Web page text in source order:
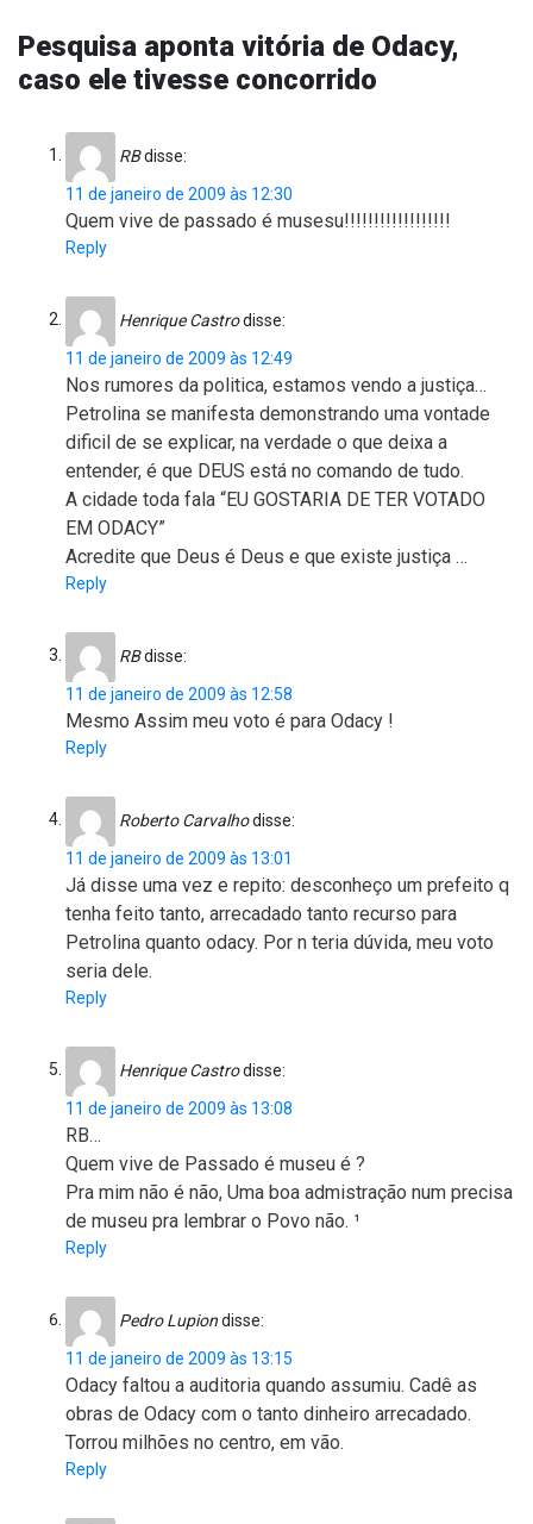
Pesquisa aponta vitória de Odacy,
caso ele tivesse concorrido
RBdisse:
11 de janeiro de 2009 às 12:30
Quem vive de passado é musesu!!!!!!!!!!!!!!!!!!
Reply
Henrique Castrodisse:
11 de janeiro de 2009 às 12:49
Nos rumores da politica, estamos vendo a justiça…
Petrolina se manifesta demonstrando uma vontade
dificil de se explicar, na verdade o que deixa a
entender, é que DEUS está no comando de tudo.
A cidade toda fala “EU GOSTARIA DE TER VOTADO
EM ODACY”
Acredite que Deus é Deus e que existe justiça …
Reply
RBdisse:
11 de janeiro de 2009 às 12:58
Mesmo Assim meu voto é para Odacy !
Reply
Roberto Carvalhodisse:
11 de janeiro de 2009 às 13:01
Já disse uma vez e repito: desconheço um prefeito q
tenha feito tanto, arrecadado tanto recurso para
Petrolina quanto odacy. Por n teria dúvida, meu voto
seria dele.
Reply
Henrique Castrodisse:
11 de janeiro de 2009 às 13:08
RB…
Quem vive de Passado é museu é ?
Pra mim não é não, Uma boa admistração num precisa
de museu pra lembrar o Povo não. ¹
Reply
Pedro Lupiondisse:
11 de janeiro de 2009 às 13:15
Odacy faltou a auditoria quando assumiu. Cadê as
obras de Odacy com o tanto dinheiro arrecadado.
Torrou milhões no centro, em vão.
Reply